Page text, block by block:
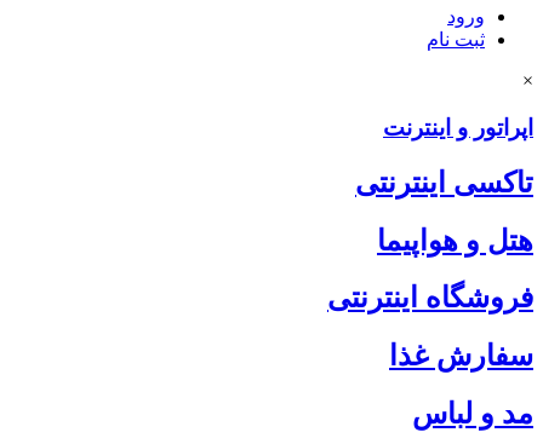
ورود
ثبت نام
×
اپراتور و اینترنت
تاکسی اینترنتی
هتل و هواپیما
فروشگاه اینترنتی
سفارش غذا
مد و لباس